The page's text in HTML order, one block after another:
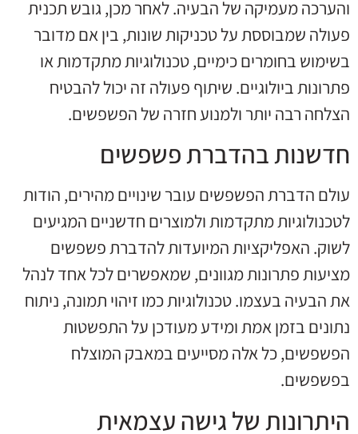
והערכה מעמיקה של הבעיה. לאחר מכן, גובש תכנית
פעולה שמבוססת על טכניקות שונות, בין אם מדובר
בשימוש בחומרים כימיים, טכנולוגיות מתקדמות או
פתרונות ביולוגיים. שיתוף פעולה זה יכול להבטיח
הצלחה רבה יותר ולמנוע חזרה של הפשפשים.
חדשנות בהדברת פשפשים
עולם הדברת הפשפשים עובר שינויים מהירים, הודות
לטכנולוגיות מתקדמות ולמוצרים חדשניים המגיעים
לשוק. האפליקציות המיועדות להדברת פשפשים
מציעות פתרונות מגוונים, שמאפשרים לכל אחד לנהל
את הבעיה בעצמו. טכנולוגיות כמו זיהוי תמונה, ניתוח
נתונים בזמן אמת ומידע מעודכן על התפשטות
הפשפשים, כל אלה מסייעים במאבק המוצלח
בפשפשים.
היתרונות של גישה עצמאית